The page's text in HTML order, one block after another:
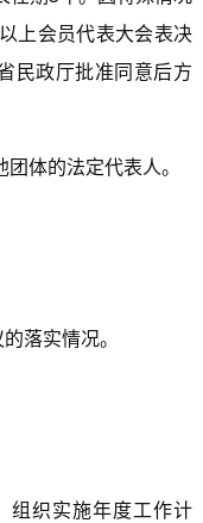
上会员代表大会表决
民政厅批准同意后方
体的法定代表人。
落实情况。
组织实施年度工作计